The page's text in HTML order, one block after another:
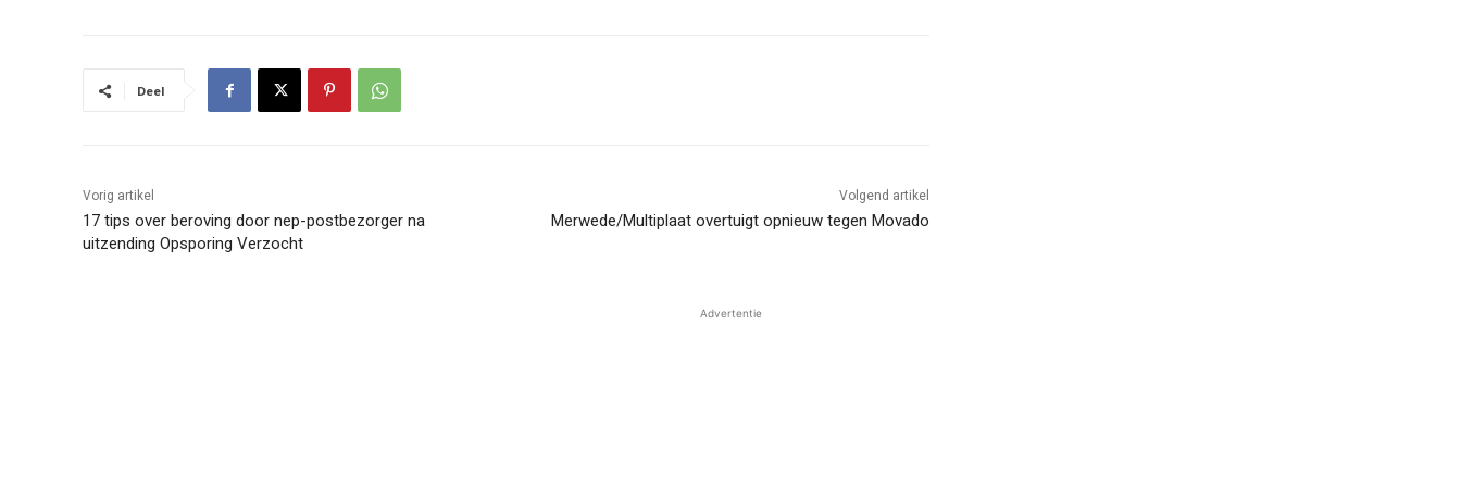
Deel
Vorig artikel
17 tips over beroving door nep-postbezorger na
uitzending Opsporing Verzocht
Volgend artikel
Merwede/Multiplaat overtuigt opnieuw tegen Movado
Advertentie